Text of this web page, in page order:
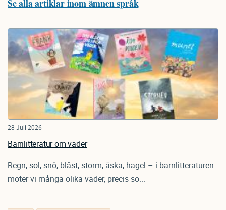
Se alla artiklar inom ämnen språk
28 Juli 2026
Barnlitteratur om väder
Regn, sol, snö, blåst, storm, åska, hagel – i barnlitteraturen
möter vi många olika väder, precis so...